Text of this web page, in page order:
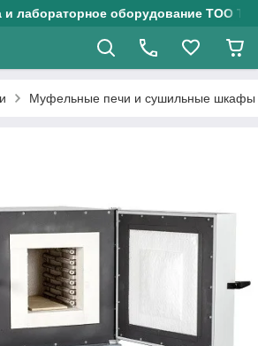
и лабораторное оборудование ТОО
Муфельные печи и сушильные шкафы